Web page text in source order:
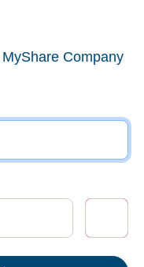
Company